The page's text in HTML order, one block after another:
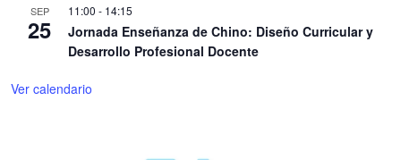
SEP
25
11:00 - 14:15
Jornada Enseñanza de Chino: Diseño Curricular y
Desarrollo Profesional Docente
Ver calendario